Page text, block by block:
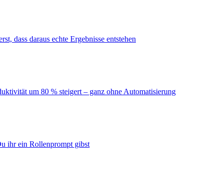
dass daraus echte Ergebnisse entstehen
um 80 % steigert – ganz ohne Automatisierung
ihr ein Rollenprompt gibst